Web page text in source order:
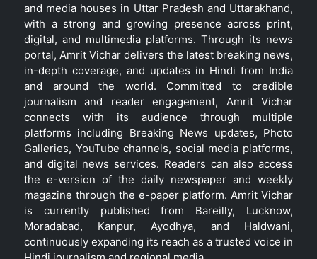
and media houses in Uttar Pradesh and Uttarakhand,
with a strong and growing presence across print,
digital, and multimedia platforms. Through its news
portal, Amrit Vichar delivers the latest breaking news,
in-depth coverage, and updates in Hindi from India
and around the world. Committed to credible
journalism and reader engagement, Amrit Vichar
connects with its audience through multiple
platforms including Breaking News updates, Photo
Galleries, YouTube channels, social media platforms,
and digital news services. Readers can also access
the e-version of the daily newspaper and weekly
magazine through the e-paper platform. Amrit Vichar
is currently published from Bareilly, Lucknow,
Moradabad, Kanpur, Ayodhya, and Haldwani,
continuously expanding its reach as a trusted voice in